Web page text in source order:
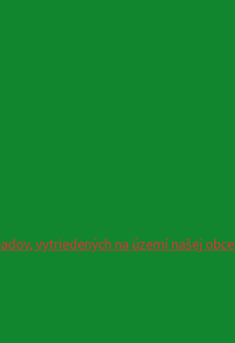
vytriedených na území našej obce